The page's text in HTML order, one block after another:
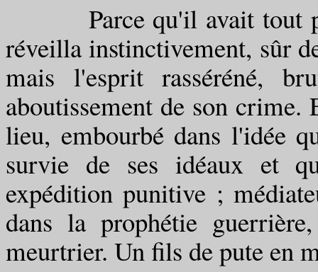
Parce qu'il avait tout
réveilla instinctivement, sûr
mais l'esprit rasséréné,
aboutissement de son
lieu, embourbé dans l'idée
survie de ses idéaux et
expédition punitive ;
dans la prophétie
meurtrier. Un fils de pute en